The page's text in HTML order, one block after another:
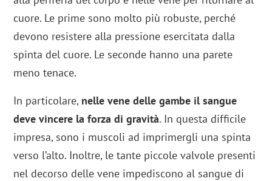
cuore. Le prime sono molto più robuste, perché
devono resistere alla pressione esercitata dalla
spinta del cuore. Le seconde hanno una parete
meno tenace.
In particolare, nelle vene delle gambe il sangue
deve vincere la forza di gravità. In questa difficile
impresa, sono i muscoli ad imprimergli una spinta
verso l’alto. Inoltre, le tante piccole valvole presenti
nel decorso delle vene impediscono al sangue di